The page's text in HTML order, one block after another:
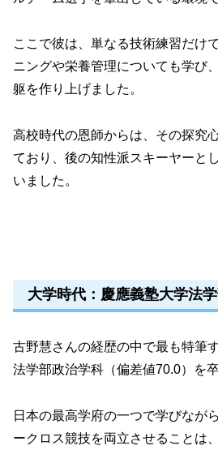
ここで彼は、単なる技術練習だけ
ニングや栄養管理についても学び
躯を作り上げました。
高校時代の恩師からは、その探究
ており、後の知性派スキーヤーと
いました。
大学時代：慶應義塾大学法
古野慧さんの経歴の中で最も特筆
法学部政治学科（偏差値70.0）を
日本の最高学府の一つで学びなが
ークロス競技を両立させることは